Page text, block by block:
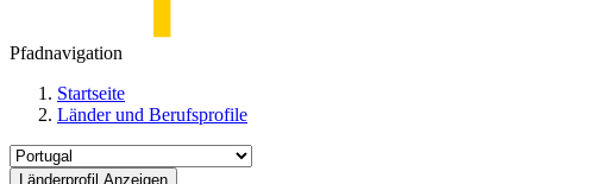
Pfadnavigation
Startseite
Länder und Berufsprofile